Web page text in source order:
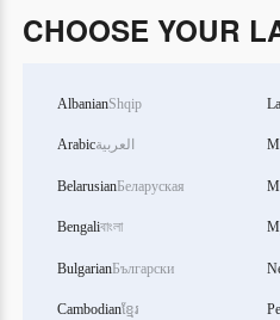
CHOOSE YOUR
AlbanianShqip
Arabicالعربية
BelarusianБеларуская
Bengaliবাংলা
BulgarianБългарски
Cambodianខ្មែរ